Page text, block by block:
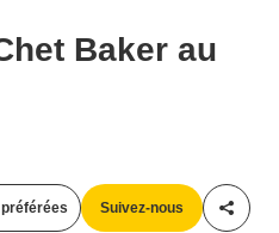
Baker au
Suivez-nous